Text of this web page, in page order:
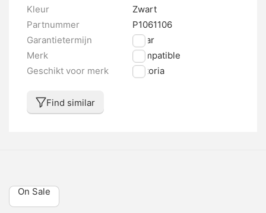
Kleur
Zwart
Partnummer
P1061106
Garantietermijn
1 jaar
Merk
Compatible
Geschikt voor merk
Victoria
Find similar
On Sale